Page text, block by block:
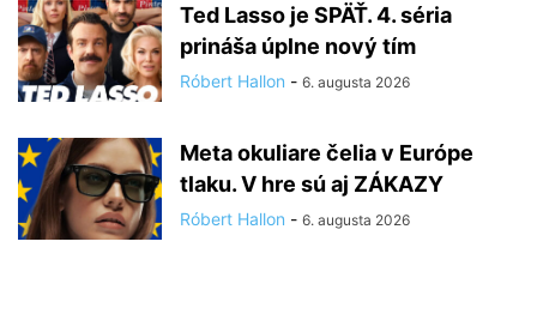
Ted Lasso je SPÄŤ. 4. séria
prináša úplne nový tím
Róbert Hallon - 6. augusta 2026
Meta okuliare čelia v Európe
tlaku. V hre sú aj ZÁKAZY
Róbert Hallon - 6. augusta 2026